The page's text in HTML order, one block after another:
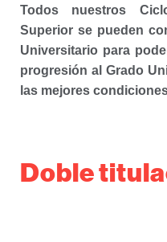
Todos nuestros
Superior se pueden
Universitario para
progresión al Grado
las mejores
Doble